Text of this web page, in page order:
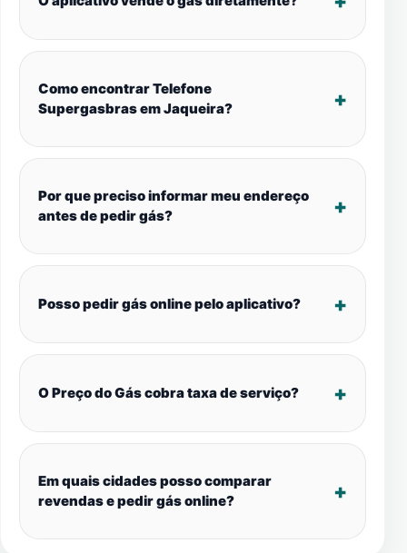
Como encontrar Telefone
Supergasbras em Jaqueira?
Por que preciso informar meu endereço
antes de pedir gás?
Posso pedir gás online pelo aplicativo?
O Preço do Gás cobra taxa de serviço?
Em quais cidades posso comparar
revendas e pedir gás online?